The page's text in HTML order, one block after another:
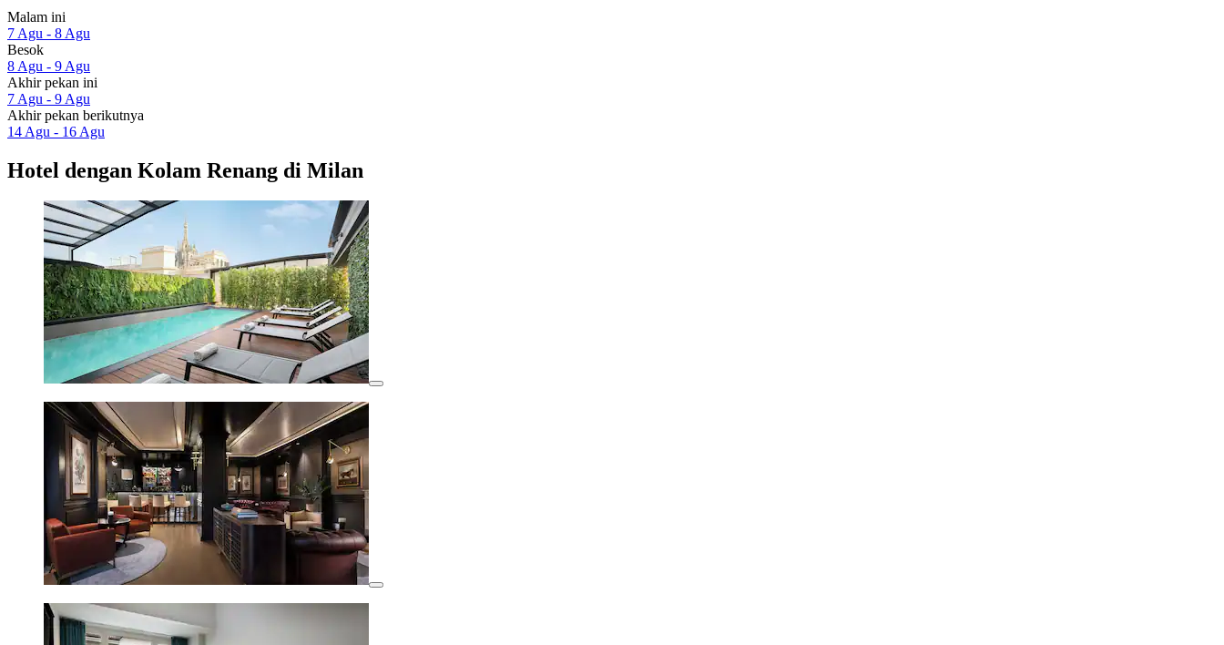
Malam ini
7 Agu - 8 Agu
Besok
8 Agu - 9 Agu
Akhir pekan ini
7 Agu - 9 Agu
Akhir pekan berikutnya
14 Agu - 16 Agu
Hotel dengan Kolam Renang di Milan